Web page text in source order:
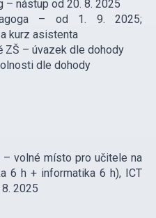
– nástup od 20. 8. 2025
– od 1. 9. 2025;
kurz asistenta
ZŠ – úvazek dle dohody
dle dohody
– volné místo pro učitele na
6 h + informatika 6 h), ICT
2025